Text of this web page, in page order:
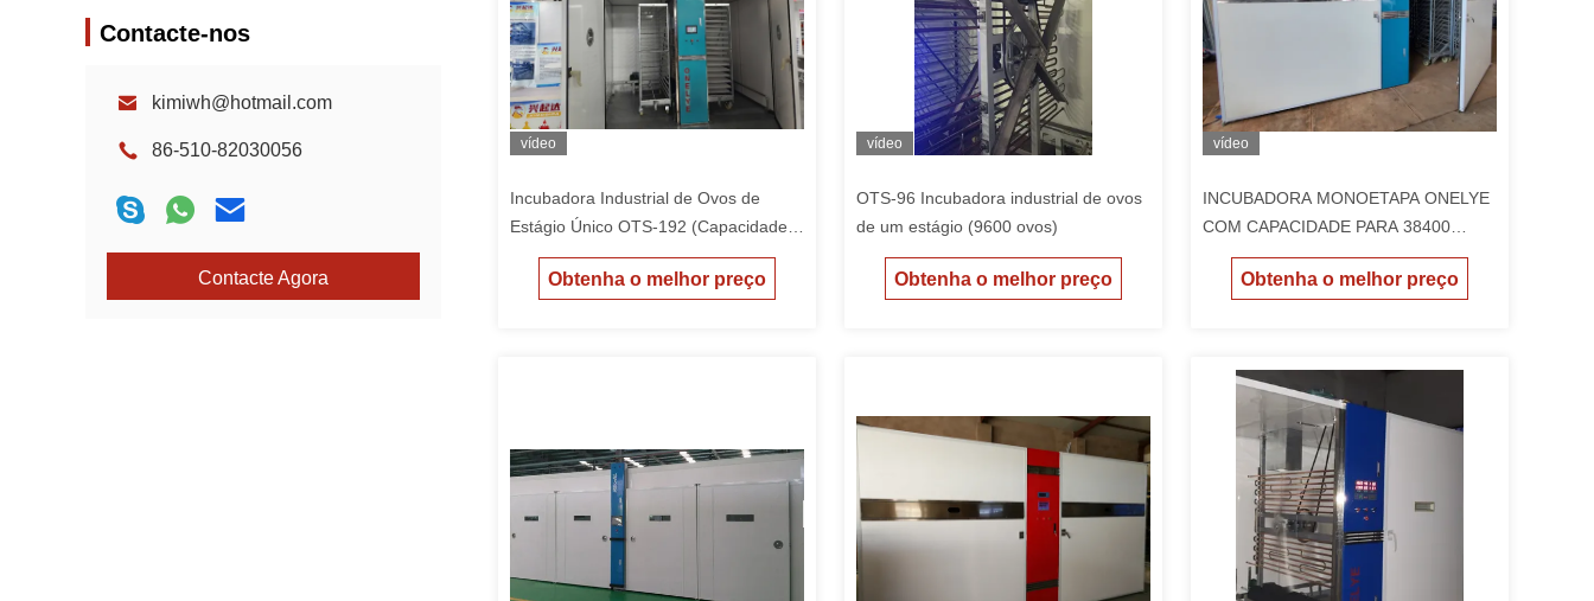
Contacte-nos
kimiwh@hotmail.com
86-510-82030056
Contacte Agora
vídeo
Incubadora Industrial de Ovos de
Estágio Único OTS-192 (Capacidade
de 19.200)
Obtenha o melhor preço
vídeo
OTS-96 Incubadora industrial de ovos
de um estágio (9600 ovos)
Obtenha o melhor preço
vídeo
INCUBADORA MONOETAPA ONELYE
COM CAPACIDADE PARA 38400
OVOS, TELA TÁTIL INTELIGENTE E
RESOLUÇÃO DE TEMPERATURA DE
Obtenha o melhor preço